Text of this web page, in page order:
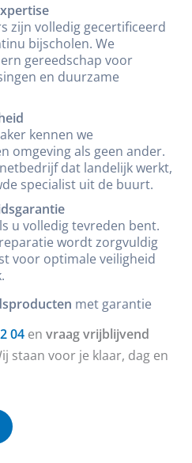
zijn volledig gecertificeerd
bijscholen. We
gereedschap voor
en duurzame
kennen we
omgeving als geen ander.
dat landelijk werkt,
specialist uit de buurt.
u volledig tevreden bent.
wordt zorgvuldig
voor optimale veiligheid
met garantie
04 en vraag vrijblijvend
staan voor je klaar, dag en